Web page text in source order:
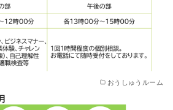
おうしゅうルーム